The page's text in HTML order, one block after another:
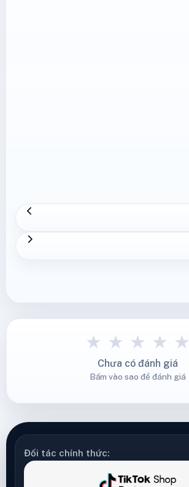
★ ★ ★ ★ ★
Chưa có đánh giá
Bấm vào sao để đánh giá
Đối tác chính thức: